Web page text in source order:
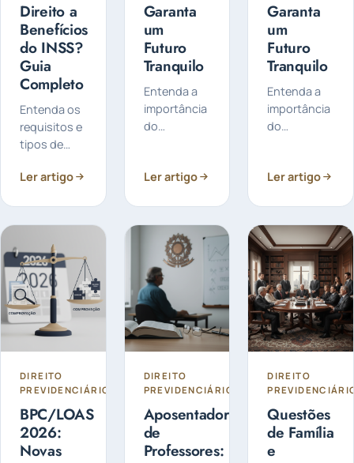
Direito a
Benefícios
do INSS?
Guia
Completo
Entenda os
requisitos e
tipos de
oferecidos
aposentadorias,
auxílios e
pensões.
Saiba quem
pode
solicitar
cada um.
Ler artigo
Garanta
um
Futuro
Tranquilo
Entenda a
importância
do
para
direitos e
otimizar sua
aposentadoria.
Saiba como
se preparar
para o
futuro.
Ler artigo
Garanta
um
Futuro
Tranquilo
Entenda a
importância
do
para
evitar
perdas e
garantir
segurança
financeira
no futuro.
Ler artigo
DIREITO
PREVIDENCIÁRIO
BPC/LOAS
2026:
Novas
DIREITO
PREVIDENCIÁRIO
Aposentadoria
de
Professores:
DIREITO
Questões
de Família
e